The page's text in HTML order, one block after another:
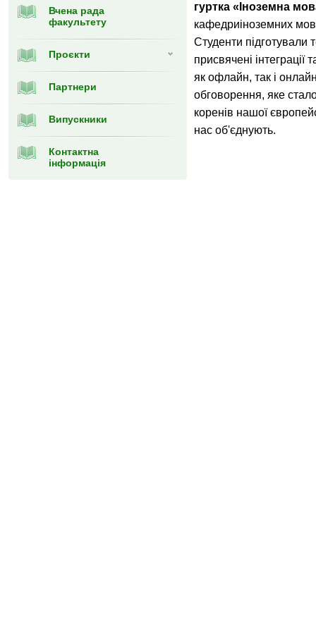
Вчена рада
факультету
Проєкти
Партнери
Випускники
Контактна
інформація
гуртка «Іноземна
кафедриіноземних мов
Студенти підготували
присвячені
як офлайн, так і
обговорення, яке
коренів нашої
нас об'єднують.